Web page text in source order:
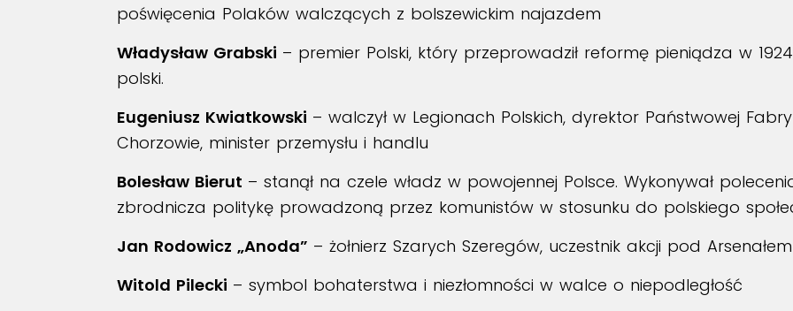
poświęcenia Polaków walczących z bolszewickim najazdem
Władysław Grabski – premier Polski, który przeprowadził reformę pieniądza w
polski.
Eugeniusz Kwiatkowski – walczył w Legionach Polskich, dyrektor Państwowej
Chorzowie, minister przemysłu i handlu
Bolesław Bierut – stanął na czele władz w powojennej Polsce. Wykonywał
zbrodnicza politykę prowadzoną przez komunistów w stosunku do polskiego
Jan Rodowicz „Anoda” – żołnierz Szarych Szeregów, uczestnik akcji pod
Witold Pilecki – symbol bohaterstwa i niezłomności w walce o niepodległość